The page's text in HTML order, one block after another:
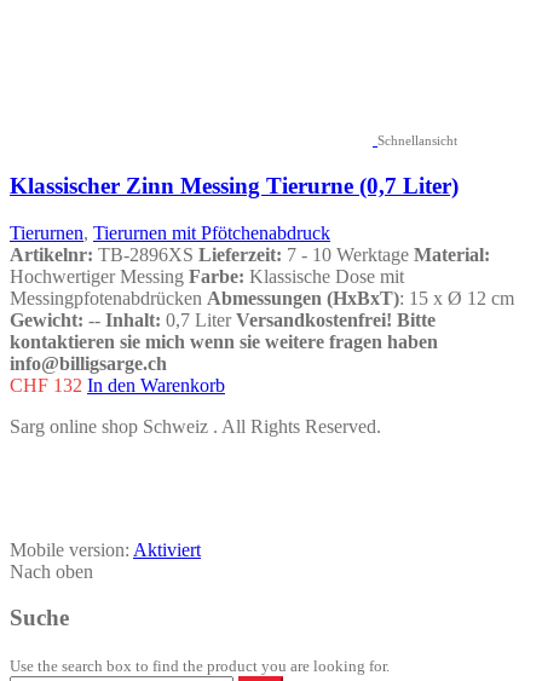
Schnellansicht
Klassischer Zinn Messing Tierurne (0,7 Liter)
Tierurnen, Tierurnen mit Pfötchenabdruck
Artikelnr: TB-2896XS Lieferzeit: 7 - 10 Werktage Material:
Hochwertiger Messing Farbe: Klassische Dose mit
Messingpfotenabdrücken Abmessungen (HxBxT): 15 x Ø 12 cm
Gewicht: -- Inhalt: 0,7 LiterVersandkostenfrei! Bitte
kontaktieren sie mich wenn sie weitere fragen haben
info@billigsarge.ch
CHF 132 In den Warenkorb
Sarg online shop Schweiz . All Rights Reserved.
Mobile version: Aktiviert
Nach oben
Suche
Use the search box to find the product you are looking for.